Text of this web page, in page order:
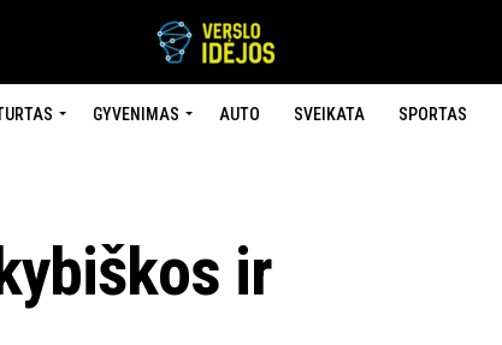
GYVENIMAS AUTO SVEIKATA SPORTAS
ir